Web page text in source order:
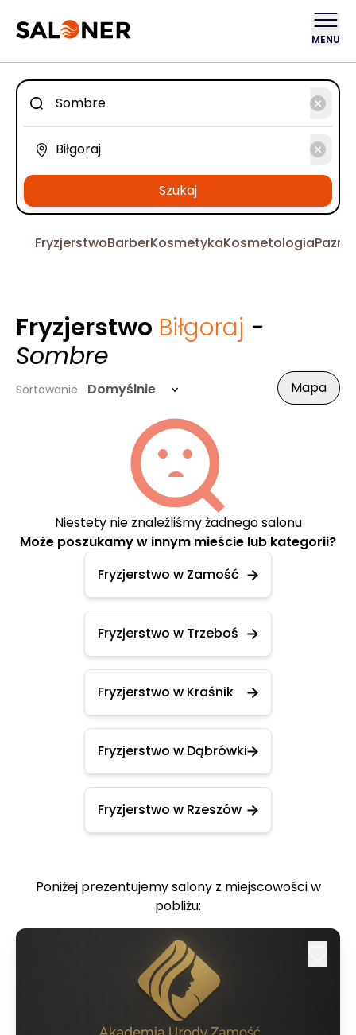
MENU
Szukaj
FryzjerstwoBarberKosmetykaKosmetologia
Fryzjerstwo Biłgoraj -
Sombre
Sortowanie Domyślnie Mapa
Niestety nie znaleźliśmy żadnego salonu
Może poszukamy w innym mieście lub kategorii?
Fryzjerstwo w Zamość
Fryzjerstwo w Trzeboś
Fryzjerstwo w Kraśnik
Fryzjerstwo w Dąbrówki
Fryzjerstwo w Rzeszów
Poniżej prezentujemy salony z miejscowości w
pobliżu: